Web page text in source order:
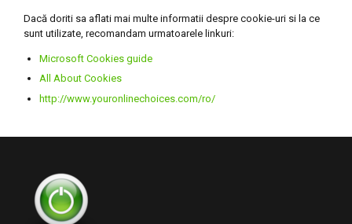
Dacă doriti sa aflati mai multe informatii despre cookie-uri si la ce
sunt utilizate, recomandam urmatoarele linkuri:
Microsoft Cookies guide
All About Cookies
http://www.youronlinechoices.com/ro/